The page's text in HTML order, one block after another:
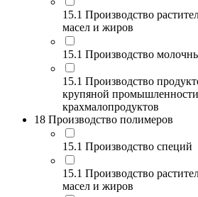
15.1 Производство
масел и жиров
15.1 Производство
15.1 Производство
крупяной
крахмалопродуктов
18 Производство полимеров
15.1 Производство специй
15.1 Производство
масел и жиров